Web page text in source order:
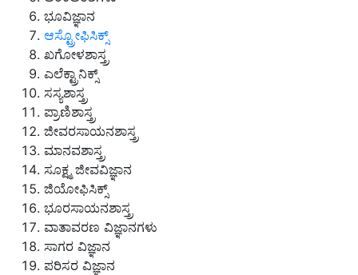
ಭೂವಿಜ್ಞಾನ
ಆಸ್ಟ್ರೋಫಿಸಿಕ್ಸ್
ಖಗೋಳಶಾಸ್ತ್ರ
ಎಲೆಕ್ಟ್ರಾನಿಕ್ಸ್
ಸಸ್ಯಶಾಸ್ತ್ರ
ಪ್ರಾಣಿಶಾಸ್ತ್ರ
ಜೀವರಸಾಯನಶಾಸ್ತ್ರ
ಮಾನವಶಾಸ್ತ್ರ
ಸೂಕ್ಷ್ಮ ಜೀವವಿಜ್ಞಾನ
ಜಿಯೋಫಿಸಿಕ್ಸ್
ಭೂರಸಾಯನಶಾಸ್ತ್ರ
ವಾತಾವರಣ ವಿಜ್ಞಾನಗಳು
ಸಾಗರ ವಿಜ್ಞಾನ
ಪರಿಸರ ವಿಜ್ಞಾನ